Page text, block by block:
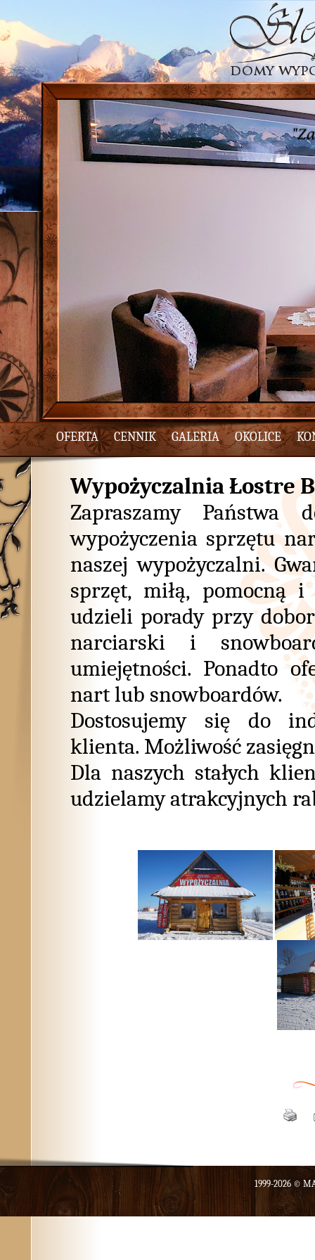
OFERTA CENNIK GALERIA OKOLICE
Wypożyczalnia Łostre
Zapraszamy Państwa
wypożyczenia sprzętu
naszej wypożyczalni.
sprzęt, miłą, pomocną i
udzieli porady przy
narciarski i
umiejętności. Ponadto
nart lub snowboardów.
Dostosujemy się do
klienta. Możliwość
Dla naszych stałych
udzielamy atrakcyjnych
1999-2026 ©